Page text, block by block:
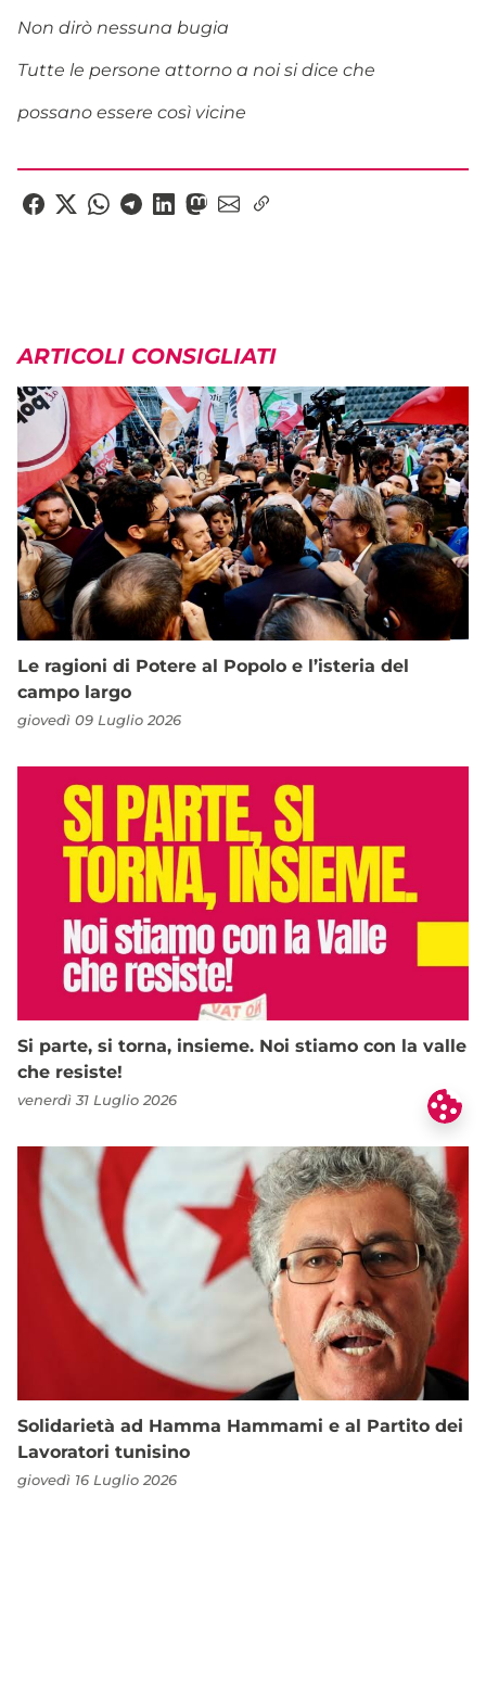
Non dirò nessuna bugia
Tutte le persone attorno a noi si dice che
possano essere così vicine
ARTICOLI CONSIGLIATI
Le ragioni di Potere al Popolo e l’isteria del
campo largo
giovedì 09 Luglio 2026
Si parte, si torna, insieme. Noi stiamo con la valle
che resiste!
venerdì 31 Luglio 2026
Solidarietà ad Hamma Hammami e al Partito dei
Lavoratori tunisino
giovedì 16 Luglio 2026